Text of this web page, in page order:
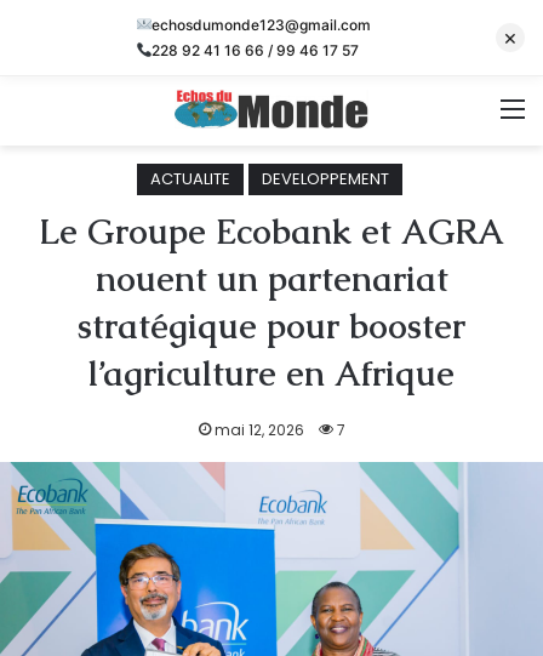
ACTUALITE DEVELOPPEMENT
Le Groupe Ecobank et AGRA
nouent un partenariat
stratégique pour booster
l’agriculture en Afrique
mai 12, 2026 7
echosdumonde123@gmail.com
228 92 41 16 66 / 99 46 17 57
×